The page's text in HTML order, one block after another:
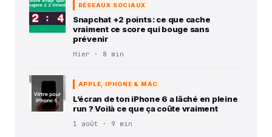
RÉSEAUX SOCIAUX
Snapchat +2 points : ce que cache
vraiment ce score qui bouge sans
prévenir
Hier · 8 min
APPLE, IPHONE & MAC
L’écran de ton iPhone 6 a lâché en pleine
run ? Voilà ce que ça coûte vraiment
1 août · 9 min